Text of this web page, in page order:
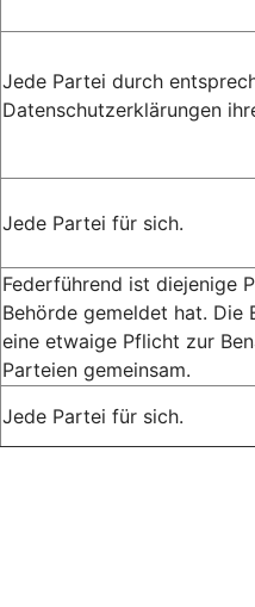
Jede Partei durch
Datenschutzerklärungen
Jede Partei für sich.
Federführend ist diejenige
Behörde gemeldet hat. Die
eine etwaige Pflicht zur
Parteien gemeinsam.
Jede Partei für sich.